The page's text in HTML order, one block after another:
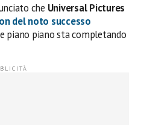
che Universal Pictures
del noto successo
piano piano sta completando